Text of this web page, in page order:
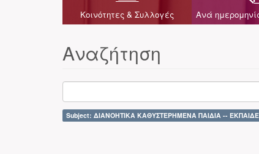
Κοινότητες & Συλλογές Ανά
Αναζήτηση
Subject: ΔΙΑΝΟΗΤΙΚΑ ΚΑΘΥΣΤΕΡΗΜΕΝΑ ΠΑΙΔΙΑ --